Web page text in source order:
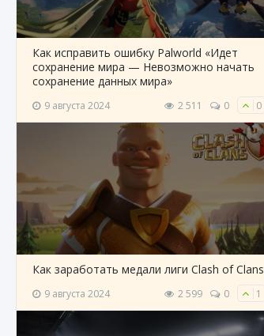
Как исправить ошибку Palworld «Идет
сохранение мира — Невозможно начать
сохранение данных мира»
9 августа 2024 2 511 0 0
Как заработать медали лиги Clash of Clans
9 августа 2024 2 599 0 1